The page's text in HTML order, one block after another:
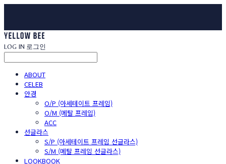
LOG IN 로그인
ABOUT
CELEB
안경
O/P (아세테이트 프레임)
O/M (메탈 프레임)
ACC
선글라스
S/P (아세테이트 프레임 선글라스)
S/M (메탈 프레임 선글라스)
LOOKBOOK